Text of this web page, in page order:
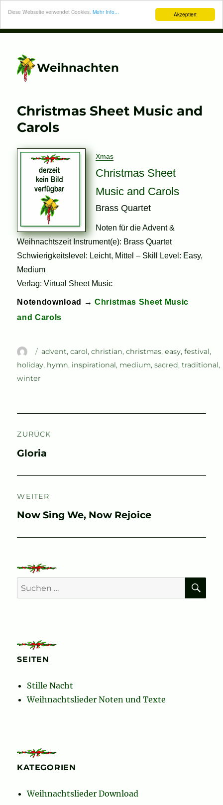
Akzeptiert
Diese Webseite verwendet Cookies. Mehr Info...
Weihnachten
Christmas Sheet Music and
Carols
Xmas
Christmas Sheet
Music and Carols
Brass Quartet
Noten für die Advent &
Weihnachtszeit Instrument(e): Brass Quartet
Schwierigkeitslevel: Leicht, Mittel – Skill Level: Easy,
Medium
Verlag: Virtual Sheet Music
Notendownload →Christmas Sheet Music
and Carols
Autor
Schlagwörter
advent,carol,christian,christmas,easy,festival,
holiday, hymn, inspirational, medium,sacred,traditional,
winter
ZURÜCK
Vorheriger
Gloria
WEITER
Nächster
Now Sing We, Now Rejoice
Suchen
nach:
SEITEN
Stille Nacht
Weihnachtslieder Noten und Texte
KATEGORIEN
Weihnachtslieder Download